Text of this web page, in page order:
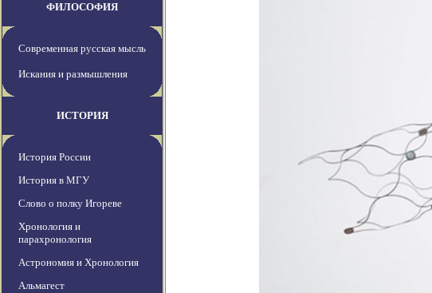
ФИЛОСОФИЯ
Современная русская мысль
Искания и размышления
ИСТОРИЯ
История России
История в МГУ
Слово о полку Игореве
Хронология и
парахронология
Астрономия и Хронология
Альмагест